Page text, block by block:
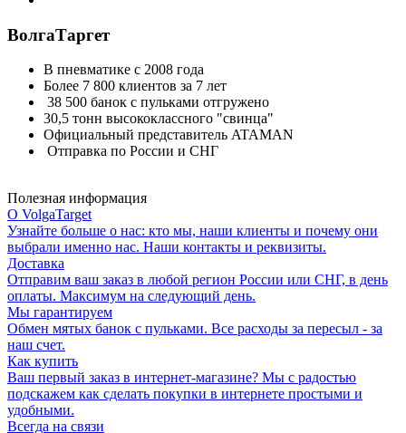
ВолгаТаргет
В пневматике с 2008 года
Более 7 800 клиентов за 7 лет
38 500 банок с пульками отгружено
30,5 тонн высококлассного "свинца"
Официальный представитель ATAMAN
Отправка по России и СНГ
Полезная информация
О VolgaTarget
Узнайте больше о нас: кто мы, наши клиенты и почему они
выбрали именно нас. Наши контакты и реквизиты.
Доставка
Отправим ваш заказ в любой регион России или СНГ, в день
оплаты. Максимум на следующий день.
Мы гарантируем
Обмен мятых банок с пульками. Все расходы за пересыл - за
наш счет.
Как купить
Ваш первый заказ в интернет-магазине? Мы с радостью
подскажем как сделать покупки в интернете простыми и
удобными.
Всегда на связи